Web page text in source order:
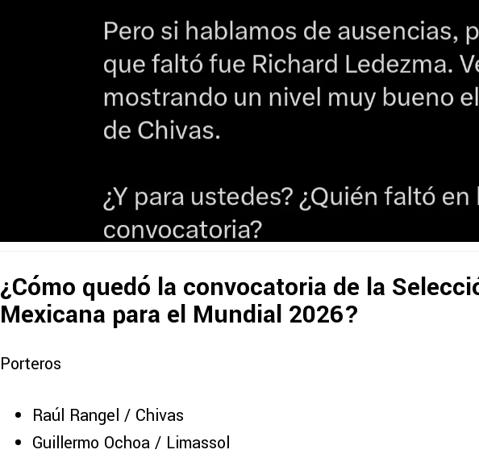
¿Cómo quedó la convocatoria de la
Mexicana para el Mundial 2026?
Porteros
Raúl Rangel / Chivas
Guillermo Ochoa / Limassol